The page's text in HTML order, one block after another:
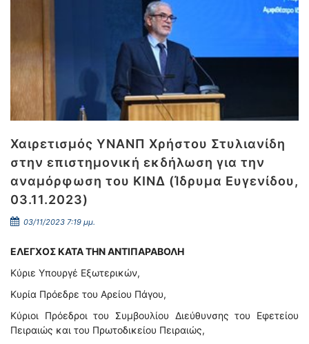
Χαιρετισμός ΥΝΑΝΠ Χρήστου Στυλιανίδη
στην επιστημονική εκδήλωση για την
αναμόρφωση του ΚΙΝΔ (Ίδρυμα Ευγενίδου,
03.11.2023)
03/11/2023 7:19 μμ.
ΕΛΕΓΧΟΣ ΚΑΤΑ ΤΗΝ ΑΝΤΙΠΑΡΑΒΟΛΗ
Κύριε Υπουργέ Εξωτερικών,
Κυρία Πρόεδρε του Αρείου Πάγου,
Κύριοι Πρόεδροι του Συμβουλίου Διεύθυνσης του Εφετείου
Πειραιώς και του Πρωτοδικείου Πειραιώς,